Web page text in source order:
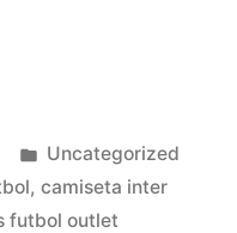
Publicado
en
Uncategorized
, camiseta inter
futbol outlet